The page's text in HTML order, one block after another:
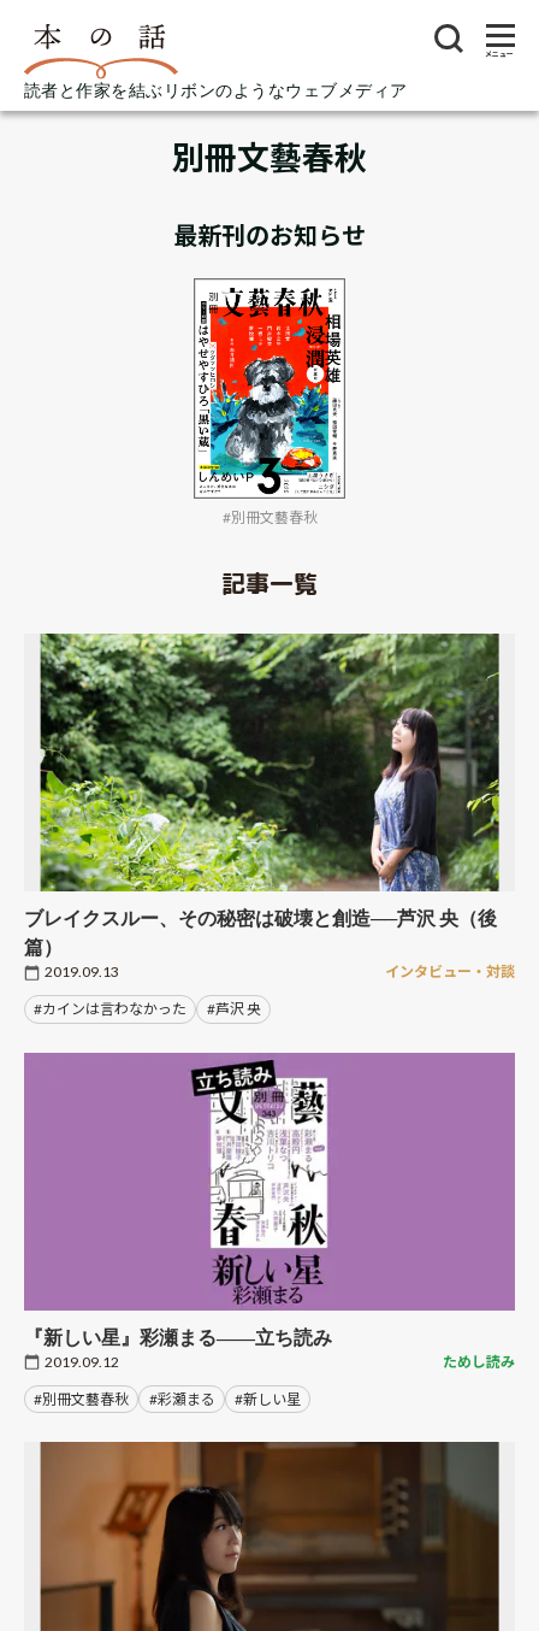
読者と作家を結ぶリボンのようなウェブメディア
メニュー
別冊文藝春秋
最新刊のお知らせ
#別冊文藝春秋
記事一覧
ブレイクスルー、その秘密は破壊と創造──芦沢 央（後
篇）
2019.09.13 インタビュー・対談
#カインは言わなかった #芦沢 央
『新しい星』彩瀬まる――立ち読み
2019.09.12 ためし読み
#別冊文藝春秋 #彩瀬まる #新しい星